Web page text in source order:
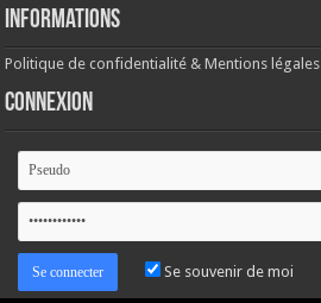
Informations
Politique de confidentialité & Mentions légales
Connexion
Se souvenir de moi